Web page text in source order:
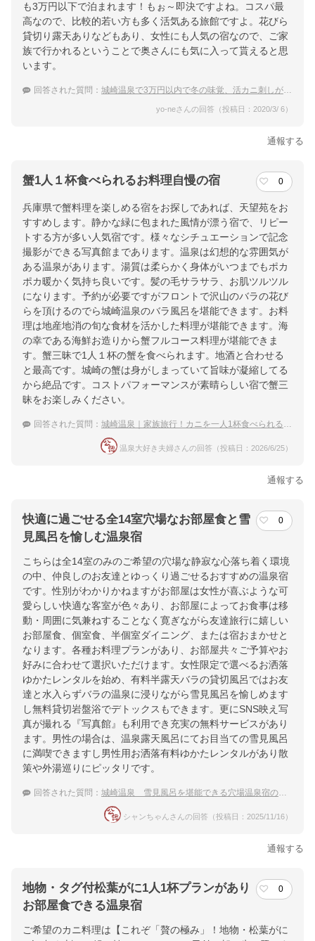
ホテル詳細を詳しく見る
も3万円以下で泊まれます！もぉ～即決ですよね。コスパ最
高なので、比較的若い方も多く活気ある旅館ですよ。花びら
貸切り露天ありなどもあり、女性にも人気の宿なので、ご家
族で行かれるということで奥さんにも気に入って貰えると思
います。
回答された質問： 城崎温泉で3万円以内で冬の味覚、活カニ刺しが食べられる宿はありますか？
yo-neさんの回答（投稿日：2020/3/ 6）
通報する
蟹1人１杯食べられるお料理自慢の宿 0
兵庫県で蟹料理を楽しめる宿をお探しであれば、天望苑をお
すすめします。静かな緑に包まれた風情が漂う宿で、リピー
トする方が多い人気宿です。様々なシチュエーションで記念
撮影ができる写真館まであります。温泉は幻想的な雰囲気が
ある温泉があります。湯質は柔らかく身体がいつまでもポカ
ポカ暖かく気持ち良いです。髪の毛サラサラ、お肌ツルツル
になります。予約が必要ですがフロントで沢山のバラの花び
らを頂けるのでら城崎温泉のバラ風呂を堪能できます。お料
理は地産地消の旬な食材を活かした料理が堪能できます。海
の幸である海鮮お造りから蟹フルコース料理が堪能できま
す。蟹三昧で1人１杯の蟹を食べられます。地酒と合わせる
と最高です。城崎の蟹は身がしまっていて旨味が凝縮してる
から絶品です。コストパフォーマンスが素晴らしい宿で蟹三
昧をお楽しみください。
回答された質問： 城崎温泉｜家族旅行！カニを一人1杯食べられる宿のおすすめは？
温泉大好き夫婦さんの回答（投稿日：2026/6/25）
通報する
快適に過ごせる全14室穴場なお部屋食と雪
見風呂を愉しむ温泉宿
0
こちらは全14室のみのご希望の穴場な静寂な心落ち着く環境
の中、仲良しのお友達とゆっくり過ごせるおすすめの温泉宿
です。性別がわかりかねますがお部屋は女性が喜ぶような可
愛らしい快適な客室が色々あり、お部屋によってお食事は移
動・周囲に気兼ねすることなく寛ぎながら友達旅行に嬉しい
お部屋食、個室食、半個室ダイニング、または宿おまかせと
なります。各種お料理プランがあり、お部屋共々ご予算やお
好みに合わせて選択いただけます。女性限定で選べるお洒落
ゆかたレンタルを始め、有料半露天バラの貸切風呂ではお友
達と水入らずバラの温泉に浸りながら雪見風呂を愉しめます
し無料貸切岩盤浴でデトックスもできます。更にSNS映え写
真が撮れる『写真館』も利用でき充実の無料サービスがあり
ます。男性の場合は、温泉露天風呂にてお目当ての雪見風呂
に満喫できますし男性用お洒落有料ゆかたレンタルがあり散
策や外湯巡りにピッタリです。
回答された質問： 城崎温泉 雪見風呂を堪能できる穴場温泉宿のおすすめを教えて！
シャンちゃんさんの回答（投稿日：2025/11/16）
通報する
地物・タグ付松葉がに1人1杯プランがあり
お部屋食できる温泉宿
0
ご希望のカニ料理は【これぞ「贅の極み」！地物・松葉がに